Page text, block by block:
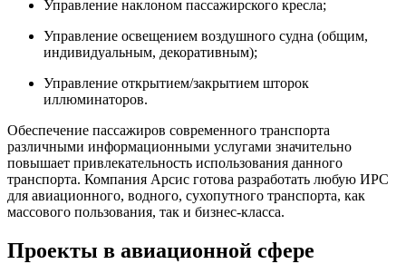
Управление наклоном пассажирского кресла;
Управление освещением воздушного судна (общим,
индивидуальным, декоративным);
Управление открытием/закрытием шторок
иллюминаторов.
Обеспечение пассажиров современного транспорта
различными информационными услугами значительно
повышает привлекательность использования данного
транспорта. Компания Арсис готова разработать любую ИРС
для авиационного, водного, сухопутного транспорта, как
массового пользования, так и бизнес-класса.
Проекты в авиационной сфере